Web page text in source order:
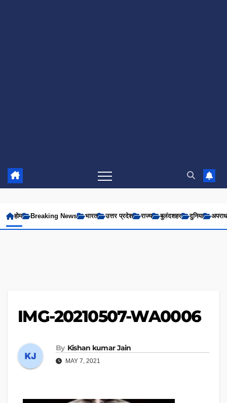
होम Breaking News भारत उत्तर प्रदेश राज्य बुलंदशहर दुनिया अपराध
IMG-20210507-WA0006
By Kishan kumar Jain
MAY 7, 2021